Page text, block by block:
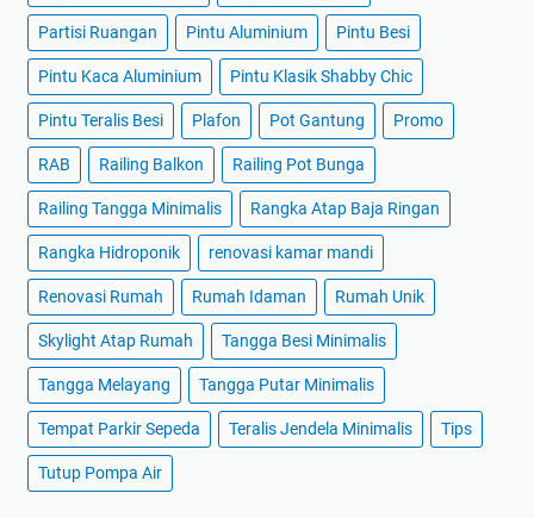
Partisi Ruangan Pintu Aluminium Pintu Besi
Pintu Kaca Aluminium Pintu Klasik Shabby Chic
Pintu Teralis Besi Plafon Pot Gantung Promo
RAB Railing Balkon Railing Pot Bunga
Railing Tangga Minimalis Rangka Atap Baja Ringan
Rangka Hidroponik renovasi kamar mandi
Renovasi Rumah Rumah Idaman Rumah Unik
Skylight Atap Rumah Tangga Besi Minimalis
Tangga Melayang Tangga Putar Minimalis
Tempat Parkir Sepeda Teralis Jendela Minimalis Tips
Tutup Pompa Air